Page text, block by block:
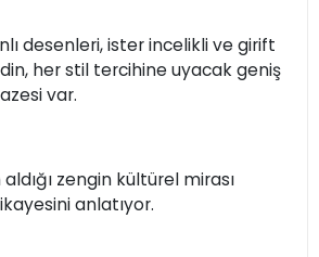
desenleri, ister incelikli ve girift
her stil tercihine uyacak geniş
var.
zengin kültürel mirası
anlatıyor.